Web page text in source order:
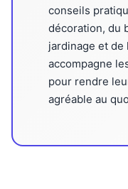
conseils
décoration, du
jardinage et de
accompagne
pour rendre
agréable au